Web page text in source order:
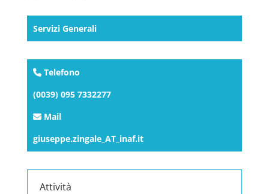
Servizi Generali
Telefono
(0039) 095 7332277
Mail
giuseppe.zingale_AT_inaf.it
Attività